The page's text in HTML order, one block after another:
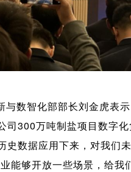
与数智化部部长刘金虎表
司300万吨制盐项目数字
史数据应用下来，对我们
能够开放一些场景，给